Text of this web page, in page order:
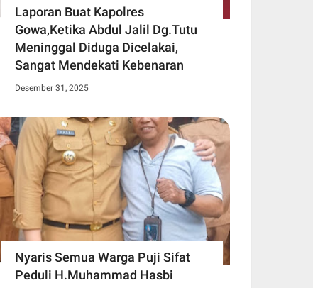
Laporan Buat Kapolres
Gowa,Ketika Abdul Jalil Dg.Tutu
Meninggal Diduga Dicelakai,
Sangat Mendekati Kebenaran
Desember 31, 2025
Nyaris Semua Warga Puji Sifat
Peduli H.Muhammad Hasbi